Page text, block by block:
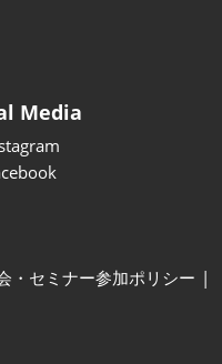
Media
・セミナー参加ポリシー